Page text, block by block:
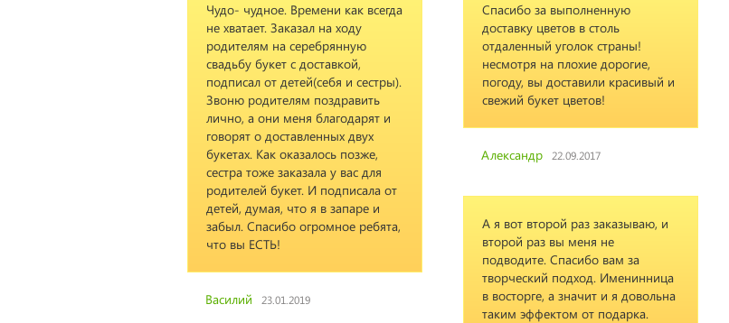
Чудо- чудное. Времени как всегда
не хватает. Заказал на ходу
родителям на серебрянную
свадьбу букет с доставкой,
подписал от детей(себя и сестры).
Звоню родителям поздравить
лично, а они меня благодарят и
говорят о доставленных двух
букетах. Как оказалось позже,
сестра тоже заказала у вас для
родителей букет. И подписала от
детей, думая, что я в запаре и
забыл. Спасибо огромное ребята,
что вы ЕСТЬ!
Василий 23.01.2019
Спасибо за выполненную
доставку цветов в столь
отдаленный уголок страны!
несмотря на плохие дорогие,
погоду, вы доставили красивый и
свежий букет цветов!
Александр 22.09.2017
А я вот второй раз заказываю, и
второй раз вы меня не
подводите. Спасибо вам за
творческий подход. Именинница
в восторге, а значит и я довольна
таким эффектом от подарка.